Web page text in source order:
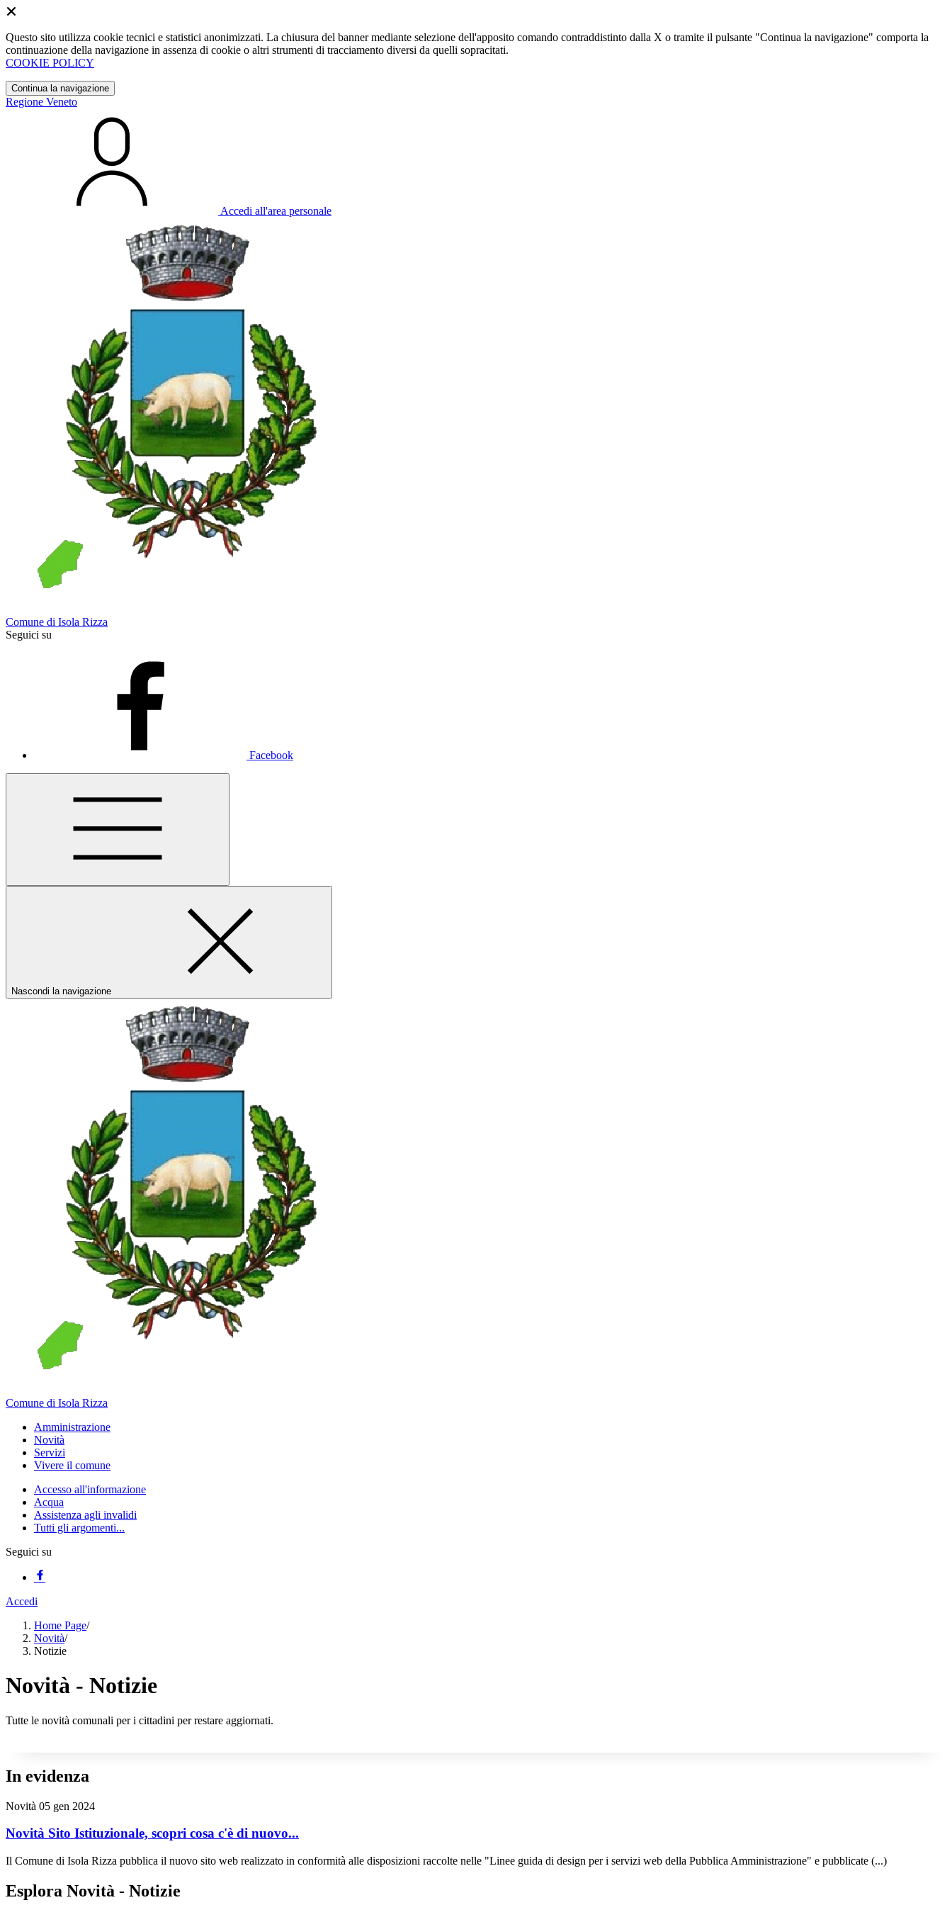
Questo sito utilizza cookie tecnici e statistici anonimizzati. La chiusura del banner mediante selezione dell'apposito comando contraddistinto dalla X o tramite il pulsante "Continua la navigazione" comporta la
continuazione della navigazione in assenza di cookie o altri strumenti di tracciamento diversi da quelli sopracitati.
COOKIE POLICY
Continua la navigazione
Regione Veneto
Accedi all'area personale
Comune di Isola Rizza
Seguici su
Facebook
Nascondi la navigazione
Comune di Isola Rizza
Amministrazione
Novità
Servizi
Vivere il comune
Accesso all'informazione
Acqua
Assistenza agli invalidi
Tutti gli argomenti...
Seguici su
Accedi
Home Page/
Novità/
Notizie
Novità - Notizie
Tutte le novità comunali per i cittadini per restare aggiornati.
In evidenza
Novità 05 gen 2024
Novità Sito Istituzionale, scopri cosa c'è di nuovo...
Il Comune di Isola Rizza pubblica il nuovo sito web realizzato in conformità alle disposizioni raccolte nelle "Linee guida di design per i servizi web della Pubblica Amministrazione" e pubblicate (...)
Esplora Novità - Notizie